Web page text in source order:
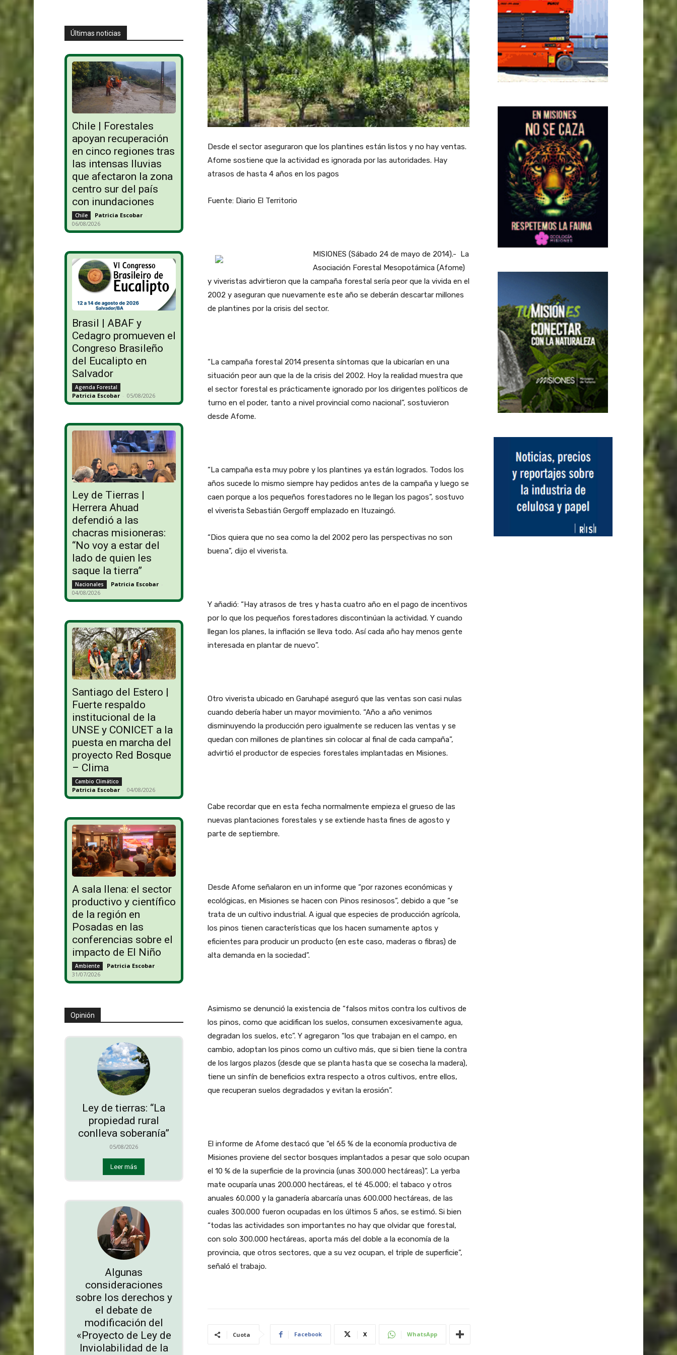
Últimas noticias
Chile | Forestales
apoyan recuperación
en cinco regiones tras
las intensas lluvias
que afectaron la zona
centro sur del país
con inundaciones
Chile Patricia Escobar -
06/08/2026
Brasil | ABAF y
Cedagro promueven el
Congreso Brasileño
del Eucalipto en
Salvador
Agenda Forestal
Patricia Escobar - 05/08/2026
Ley de Tierras |
Herrera Ahuad
defendió a las
chacras misioneras:
“No voy a estar del
lado de quien les
saque la tierra”
Nacionales Patricia Escobar -
04/08/2026
Santiago del Estero |
Fuerte respaldo
institucional de la
UNSE y CONICET a la
puesta en marcha del
proyecto Red Bosque
– Clima
Cambio Climático
Patricia Escobar - 04/08/2026
A sala llena: el sector
productivo y científico
de la región en
Posadas en las
conferencias sobre el
impacto de El Niño
Ambiente Patricia Escobar -
31/07/2026
Opinión
Ley de tierras: “La
propiedad rural
conlleva soberanía”
05/08/2026
Leer más
Algunas
consideraciones
sobre los derechos y
el debate de
modificación del
«Proyecto de Ley de
Inviolabilidad de la
Desde el sector aseguraron que los plantines están listos y no hay ventas.
Afome sostiene que la actividad es ignorada por las autoridades. Hay
atrasos de hasta 4 años en los pagos
Fuente: Diario El Territorio
MISIONES (Sábado 24 de mayo de 2014).- La
Asociación Forestal Mesopotámica (Afome)
y viveristas advirtieron que la campaña forestal sería peor que la vivida en el
2002 y aseguran que nuevamente este año se deberán descartar millones
de plantines por la crisis del sector.
“La campaña forestal 2014 presenta síntomas que la ubicarían en una
situación peor aun que la de la crisis del 2002. Hoy la realidad muestra que
el sector forestal es prácticamente ignorado por los dirigentes políticos de
turno en el poder, tanto a nivel provincial como nacional”, sostuvieron
desde Afome.
“La campaña esta muy pobre y los plantines ya están logrados. Todos los
años sucede lo mismo siempre hay pedidos antes de la campaña y luego se
caen porque a los pequeños forestadores no le llegan los pagos”, sostuvo
el viverista Sebastián Gergoff emplazado en Ituzaingó.
“Dios quiera que no sea como la del 2002 pero las perspectivas no son
buena”, dijo el viverista.
Y añadió: “Hay atrasos de tres y hasta cuatro año en el pago de incentivos
por lo que los pequeños forestadores discontinúan la actividad. Y cuando
llegan los planes, la inflación se lleva todo. Así cada año hay menos gente
interesada en plantar de nuevo”.
Otro viverista ubicado en Garuhapé aseguró que las ventas son casi nulas
cuando debería haber un mayor movimiento. “Año a año venimos
disminuyendo la producción pero igualmente se reducen las ventas y se
quedan con millones de plantines sin colocar al final de cada campaña”,
advirtió el productor de especies forestales implantadas en Misiones.
Cabe recordar que en esta fecha normalmente empieza el grueso de las
nuevas plantaciones forestales y se extiende hasta fines de agosto y
parte de septiembre.
Desde Afome señalaron en un informe que “por razones económicas y
ecológicas, en Misiones se hacen con Pinos resinosos”, debido a que “se
trata de un cultivo industrial. A igual que especies de producción agrícola,
los pinos tienen características que los hacen sumamente aptos y
eficientes para producir un producto (en este caso, maderas o fibras) de
alta demanda en la sociedad”.
Asimismo se denunció la existencia de “falsos mitos contra los cultivos de
los pinos, como que acidifican los suelos, consumen excesivamente agua,
degradan los suelos, etc”. Y agregaron “los que trabajan en el campo, en
cambio, adoptan los pinos como un cultivo más, que si bien tiene la contra
de los largos plazos (desde que se planta hasta que se cosecha la madera),
tiene un sinfín de beneficios extra respecto a otros cultivos, entre ellos,
que recuperan suelos degradados y evitan la erosión”.
El informe de Afome destacó que “el 65 % de la economía productiva de
Misiones proviene del sector bosques implantados a pesar que solo ocupan
el 10 % de la superficie de la provincia (unas 300.000 hectáreas)”. La yerba
mate ocuparía unas 200.000 hectáreas, el té 45.000; el tabaco y otros
anuales 60.000 y la ganadería abarcaría unas 600.000 hectáreas, de las
cuales 300.000 fueron ocupadas en los últimos 5 años, se estimó. Si bien
“todas las actividades son importantes no hay que olvidar que forestal,
con solo 300.000 hectáreas, aporta más del doble a la economía de la
provincia, que otros sectores, que a su vez ocupan, el triple de superficie”,
señaló el trabajo.
Cuota Facebook X WhatsApp